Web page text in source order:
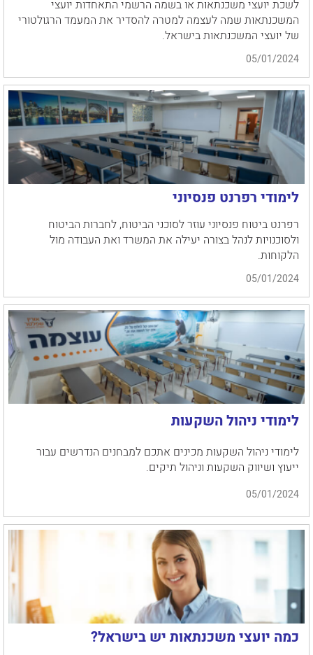
לשכת יועצי משכנתאות או בשמה הרשמי התאחדות יועצי
המשכנתאות שמה לעצמה למטרה להסדיר את המעמד הרגולטורי
של יועצי המשכנתאות בישראל.
05/01/2024
לימודי רפרנט פנסיוני
רפרנט ביטוח פנסיוני עוזר לסוכני הביטוח, לחברות הביטוח
ולסוכנויות לנהל בצורה יעילה את המשרד ואת העבודה מול
הלקוחות.
05/01/2024
לימודי ניהול השקעות
לימודי ניהול השקעות מכינים אתכם למבחנים הנדרשים עבור
ייעוץ ושיווק השקעות וניהול תיקים.
05/01/2024
כמה יועצי משכנתאות יש בישראל?